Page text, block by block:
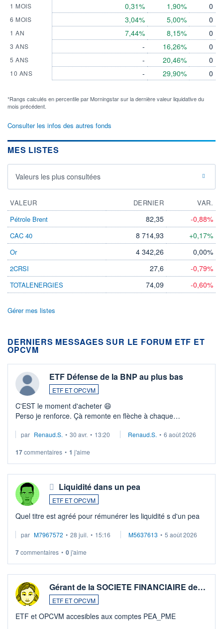
1 MOIS
6 MOIS
1 AN
3 ANS
5 ANS
10 ANS
0,31%
3,04%
7,44%
-
-
-
1,90%
5,00%
8,15%
16,26%
20,46%
29,90%
0
0
0
0
0
0
*Rangs calculés en percentile par Morningstar sur la dernière valeur liquidative du
mois précédent.
Consulter les infos des autres fonds
MES LISTES
Valeurs les plus consultées
VALEUR DERNIER
VAR.
Pétrole Brent
82,35 -0,88%
CAC 40 8 714,93 +0,17%
Or 4 342,26 0,00%
2CRSI 27,6 -0,79%
TOTALENERGIES 74,09 -0,60%
Gérer mes listes
DERNIERS MESSAGES SUR LE FORUM ETF ET
OPCVM
ETF Défense de la BNP au plus bas
ETF ET OPCVM
C'EST le moment d'acheter 😄​
Perso je renforce. Çà remonte en flèche à chaque
Investissement long terme tip top pour sa retraite.
par Renaud.S. • 30 avr. • 13:20 Renaud.S. • 6 août 2026
17commentaires • 1 j'aime
Liquidité dans un pea
ETF ET OPCVM
Quel titre est agréé pour rémunérer les liquidité s d'un pea
par M7967572 • 28 juil. • 15:16 M5637613 • 5 août 2026
7commentaires • 0j'aime
Gérant de la SOCIETE FINANCIAIRE de…
ETF ET OPCVM
ETF et OPCVM accesibles aux comptes PEA_PME